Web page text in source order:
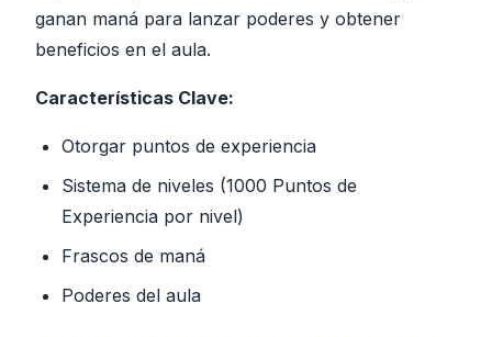
ganan maná para lanzar poderes y obtener
beneficios en el aula.
Características Clave:
Otorgar puntos de experiencia
Sistema de niveles (1000 Puntos de
Experiencia por nivel)
Frascos de maná
Poderes del aula